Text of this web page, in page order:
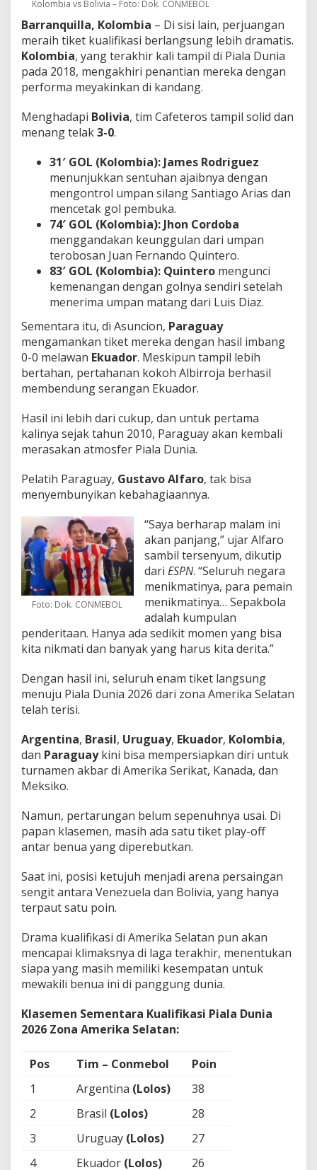
Kolombia vs Bolivia – Foto: Dok. CONMEBOL
Barranquilla, Kolombia – Di sisi lain, perjuangan
meraih tiket kualifikasi berlangsung lebih dramatis.
Kolombia, yang terakhir kali tampil di Piala Dunia
pada 2018, mengakhiri penantian mereka dengan
performa meyakinkan di kandang.
Menghadapi Bolivia, tim Cafeteros tampil solid dan
menang telak3-0.
31′ GOL (Kolombia): James Rodriguez
menunjukkan sentuhan ajaibnya dengan
mengontrol umpan silang Santiago Arias dan
mencetak gol pembuka.
74′ GOL (Kolombia): Jhon Cordoba
menggandakan keunggulan dari umpan
terobosan Juan Fernando Quintero.
83′ GOL (Kolombia): Quintero mengunci
kemenangan dengan golnya sendiri setelah
menerima umpan matang dari Luis Diaz.
Sementara itu, di Asuncion, Paraguay
mengamankan tiket mereka dengan hasil imbang
0-0 melawan Ekuador. Meskipun tampil lebih
bertahan, pertahanan kokoh Albirroja berhasil
membendung serangan Ekuador.
Hasil ini lebih dari cukup, dan untuk pertama
kalinya sejak tahun 2010, Paraguay akan kembali
merasakan atmosfer Piala Dunia.
Pelatih Paraguay, Gustavo Alfaro, tak bisa
menyembunyikan kebahagiaannya.
Foto: Dok. CONMEBOL
“Saya berharap malam ini
akan panjang,” ujar Alfaro
sambil tersenyum, dikutip
dari ESPN. “Seluruh negara
menikmatinya, para pemain
menikmatinya… Sepakbola
adalah kumpulan
penderitaan. Hanya ada sedikit momen yang bisa
kita nikmati dan banyak yang harus kita derita.”
Dengan hasil ini, seluruh enam tiket langsung
menuju Piala Dunia 2026 dari zona Amerika Selatan
telah terisi.
Argentina, Brasil, Uruguay, Ekuador, Kolombia,
dan Paraguaykini bisa mempersiapkan diri untuk
turnamen akbar di Amerika Serikat, Kanada, dan
Meksiko.
Namun, pertarungan belum sepenuhnya usai. Di
papan klasemen, masih ada satu tiket play-off
antar benua yang diperebutkan.
Saat ini, posisi ketujuh menjadi arena persaingan
sengit antara Venezuela dan Bolivia, yang hanya
terpaut satu poin.
Drama kualifikasi di Amerika Selatan pun akan
mencapai klimaksnya di laga terakhir, menentukan
siapa yang masih memiliki kesempatan untuk
mewakili benua ini di panggung dunia.
Klasemen Sementara Kualifikasi Piala Dunia
2026 Zona Amerika Selatan:
Pos Tim – Conmebol
Poin
1
Argentina (Lolos)
38
2
Brasil (Lolos)
28
3
Uruguay (Lolos)
27
4
Ekuador (Lolos)
26